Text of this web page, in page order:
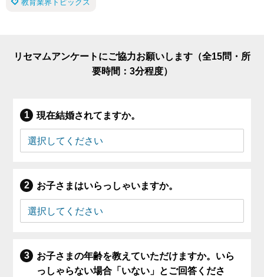
教育業界トピックス
リセマムアンケートにご協力お願いします（全15問・所
要時間：3分程度）
現在結婚されてますか。
お子さまはいらっしゃいますか。
お子さまの年齢を教えていただけますか。いら
っしゃらない場合「いない」とご回答くださ